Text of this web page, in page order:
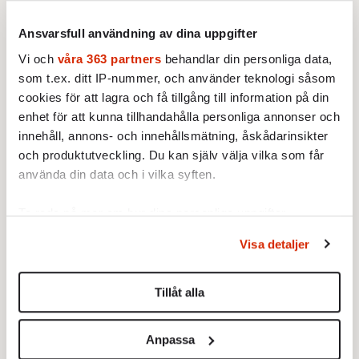
Ansvarsfull användning av dina uppgifter
Vi och våra 363 partners behandlar din personliga data,
som t.ex. ditt IP-nummer, och använder teknologi såsom
cookies för att lagra och få tillgång till information på din
enhet för att kunna tillhandahålla personliga annonser och
innehåll, annons- och innehållsmätning, åskådarinsikter
och produktutveckling. Du kan själv välja vilka som får
använda din data och i vilka syften.
Ta reda på mer om hur dina personliga uppgifter
Du kan ändra eller dra tillbaka ditt samtycke när som
helst från cookie-förklaringen.
Vi använder enhetsidentifierare för att anpassa innehållet
för sociala medier och analysera vår trafik. Vi
Visa detaljer
Tillåt alla
Anpassa
situation där empati övergått i
STICKET
Josef Milerad:Kvinnlig omskärelse
och politisk aktivism maskerad
till hälsoforskning
Tre svenska forskare vill att
kvinnlig könsstympning ska kallas
”genital praxis” och
komplikationer avskrivs som
sensationsjournalistik.
STICKET
Liberalerna måste få stöd av
andra partiers väljare om man vill
dessa potentiella väljare lita på
Mohamsson?
STICKET
och sten i glashus
Det är inte snällt att använda en